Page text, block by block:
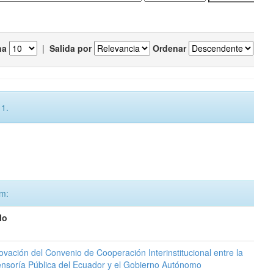
| Salida por Ordenar
del Convenio de Cooperación Interinstitucional entre la
Pública del Ecuador y el Gobierno Autónomo